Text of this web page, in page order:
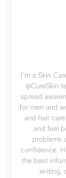
I’m a Skin
@CureSkin
spread
for men and
and hair
and feel
problems
confidence.
the best
writing,